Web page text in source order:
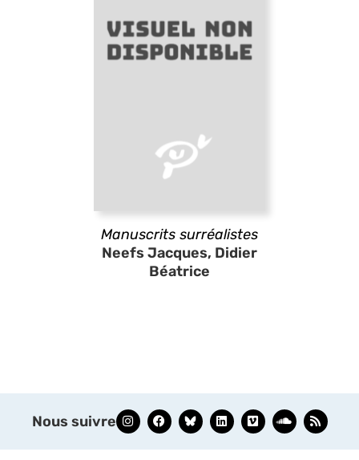
Manuscrits surréalistes
Neefs Jacques, Didier
Béatrice
Nous suivre